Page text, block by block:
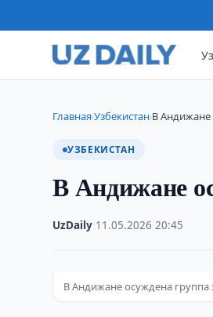
Главная›Узбекистан›В Андижане
УЗБЕКИСТАН
В Андижане
UzDaily 11.05.2026 ·20:45
В Андижане осуждена